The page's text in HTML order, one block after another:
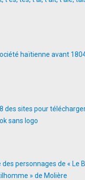
haïtienne avant
des sites pour
sans logo
des personnages de « Le
» de Molière